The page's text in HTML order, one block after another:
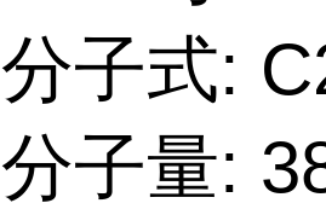
分子式:
分子量: